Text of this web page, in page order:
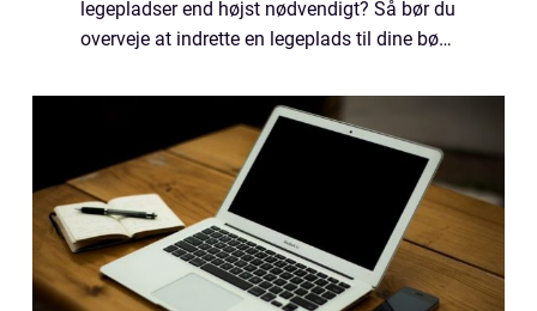
legepladser end højst nødvendigt? Så bør du
overveje at indrette en legeplads til dine børn
at tilbringe deres ...